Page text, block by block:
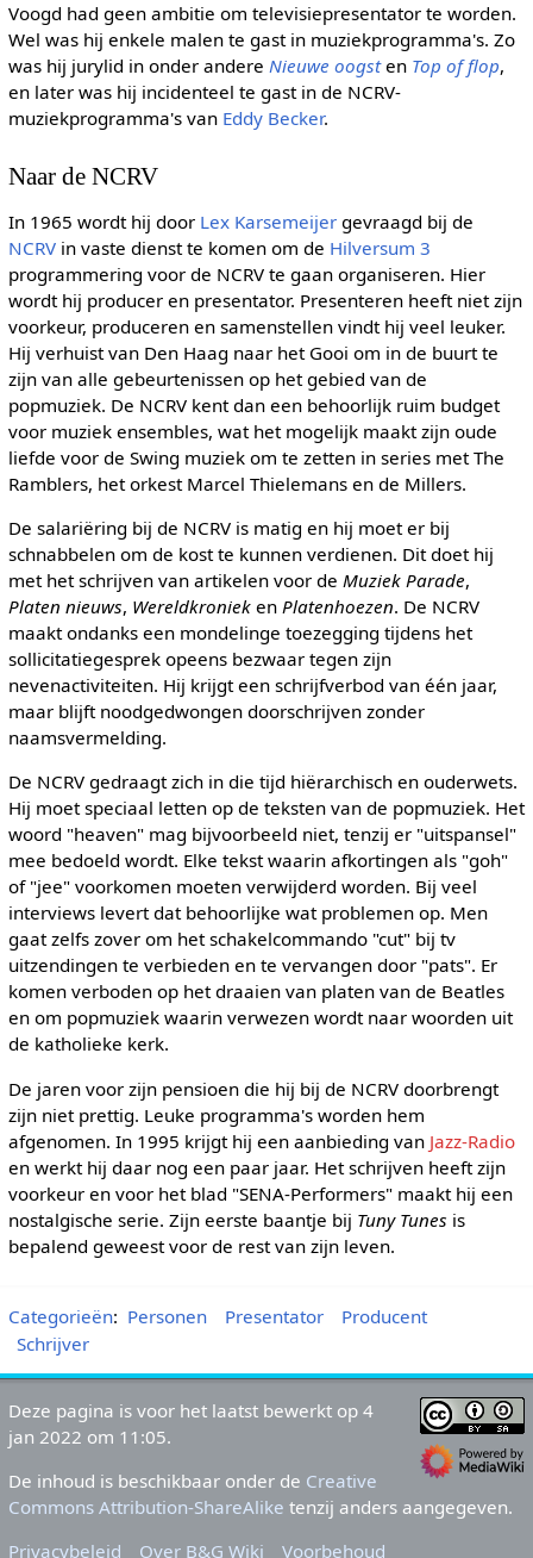
Voogd had geen ambitie om televisiepresentator te worden.
Wel was hij enkele malen te gast in muziekprogramma's. Zo
was hij jurylid in onder andere Nieuwe oogsten Top of flop,
en later was hij incidenteel te gast in de NCRV-
muziekprogramma's van Eddy Becker.
Naar de NCRV
In 1965 wordt hij door Lex Karsemeijergevraagd bij de
NCRVin vaste dienst te komen om de Hilversum 3
programmering voor de NCRV te gaan organiseren. Hier
wordt hij producer en presentator. Presenteren heeft niet zijn
voorkeur, produceren en samenstellen vindt hij veel leuker.
Hij verhuist van Den Haag naar het Gooi om in de buurt te
zijn van alle gebeurtenissen op het gebied van de
popmuziek. De NCRV kent dan een behoorlijk ruim budget
voor muziek ensembles, wat het mogelijk maakt zijn oude
liefde voor de Swing muziek om te zetten in series met The
Ramblers, het orkest Marcel Thielemans en de Millers.
De salariëring bij de NCRV is matig en hij moet er bij
schnabbelen om de kost te kunnen verdienen. Dit doet hij
met het schrijven van artikelen voor de Muziek Parade,
Platen nieuws, Wereldkronieken Platenhoezen. De NCRV
maakt ondanks een mondelinge toezegging tijdens het
sollicitatiegesprek opeens bezwaar tegen zijn
nevenactiviteiten. Hij krijgt een schrijfverbod van één jaar,
maar blijft noodgedwongen doorschrijven zonder
naamsvermelding.
De NCRV gedraagt zich in die tijd hiërarchisch en ouderwets.
Hij moet speciaal letten op de teksten van de popmuziek. Het
woord "heaven" mag bijvoorbeeld niet, tenzij er "uitspansel"
mee bedoeld wordt. Elke tekst waarin afkortingen als "goh"
of "jee" voorkomen moeten verwijderd worden. Bij veel
interviews levert dat behoorlijke wat problemen op. Men
gaat zelfs zover om het schakelcommando "cut" bij tv
uitzendingen te verbieden en te vervangen door "pats". Er
komen verboden op het draaien van platen van de Beatles
en om popmuziek waarin verwezen wordt naar woorden uit
de katholieke kerk.
De jaren voor zijn pensioen die hij bij de NCRV doorbrengt
zijn niet prettig. Leuke programma's worden hem
afgenomen. In 1995 krijgt hij een aanbieding van Jazz-Radio
en werkt hij daar nog een paar jaar. Het schrijven heeft zijn
voorkeur en voor het blad "SENA-Performers" maakt hij een
nostalgische serie. Zijn eerste baantje bij Tuny Tunes is
bepalend geweest voor de rest van zijn leven.
Categorieën: Personen Presentator
Producent
Schrijver
Deze pagina is voor het laatst bewerkt op 4
jan 2022 om 11:05.
De inhoud is beschikbaar onder de Creative
Commons Attribution-ShareAlike tenzij anders aangegeven.
Privacybeleid
Over B&G Wiki Voorbehoud